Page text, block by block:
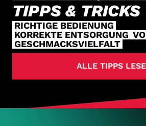
TIPPS & TRICKS
RICHTIGE BEDIENUNG
KORREKTE ENTSORGUNG
GESCHMACKSVIELFALT
ALLE TIPPS